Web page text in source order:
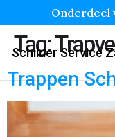
Onderdeel
Schilder Service
Tag:
Trappen